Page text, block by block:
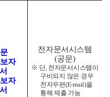
자
자
전자문서시스템
(공문)
※ 단, 전자문서시스템이
구비되지 않은 경우
전자우편(E-mail)을
통해 제출 가능